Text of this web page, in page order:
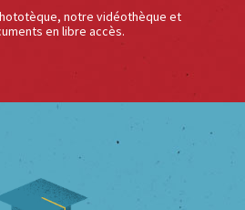
notre vidéothèque et
en libre accès.